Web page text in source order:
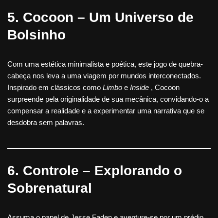
5. Cocoon – Um Universo de
Bolsinho
Com uma estética minimalista e poética, este jogo de quebra-
cabeça nos leva a uma viagem por mundos interconectados.
Inspirado em clássicos como Limbo e Inside , Cocoon
surpreende pela originalidade de sua mecânica, convidando-o a
compensar a realidade e a experimentar uma narrativa que se
desdobra sem palavras.
6. Controle – Explorando o
Sobrenatural